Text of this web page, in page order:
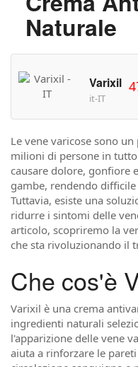
Naturale
Varixil
it-IT
Le vene varicose sono
milioni di persone in
causare dolore, gonfiore
gambe, rendendo
Tuttavia, esiste una
ridurre i sintomi delle
articolo, scopriremo la
che sta rivoluzionando il
Che cos'è
Varixil è una crema
ingredienti naturali
l'apparizione delle vene
aiuta a rinforzare le